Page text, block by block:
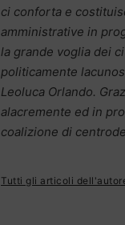
ci conforta e
amministrative in
la grande voglia dei
politicamente
Leoluca Orlando.
alacremente ed in
coalizione di
Tutti gli articoli